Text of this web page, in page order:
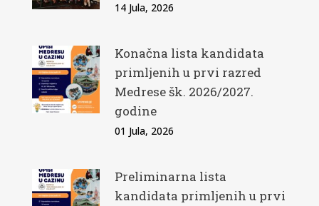
14 Jula, 2026
Konačna lista kandidata
primljenih u prvi razred
Medrese šk. 2026/2027.
godine
01 Jula, 2026
Preliminarna lista
kandidata primljenih u prvi